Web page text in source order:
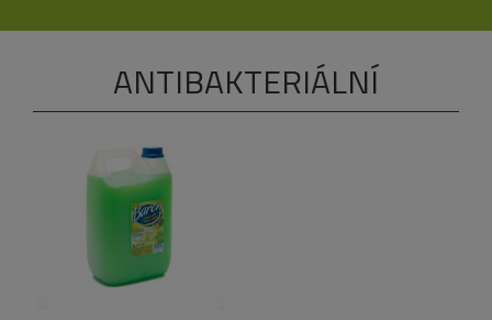
ANTIBAKTERIÁLNÍ